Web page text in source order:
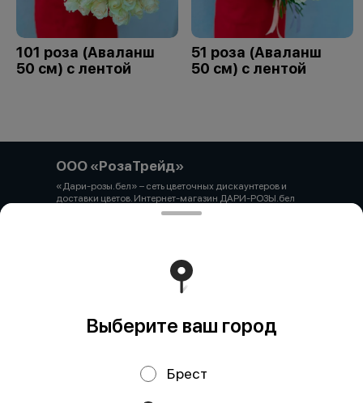
101 роза (Аваланш
50 см) с лентой
51 роза (Аваланш
50 см) с лентой
ООО «РозаТрейд»
«Дари-розы.бел» – сеть цветочных дискаунтеров и
доставки цветов. Интернет-магазин ДАРИ-РОЗЫ.бел
зарегистрирован 06.12.2021 № 524431 в Торговом
выдано администрацией Первомайского района г.
Витебска от 12.10.2021 УНП 391926869 Мы принимаем
онлайн оплату. ВНИМАНИЕ перед оплатой уточняйте
наличие товара у менеджера.
Выберите ваш город
Брест